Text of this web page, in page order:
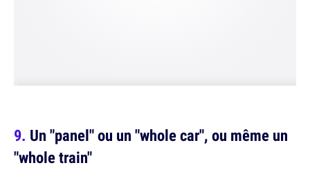
Un "panel" ou un "whole car", ou même un
"whole train"